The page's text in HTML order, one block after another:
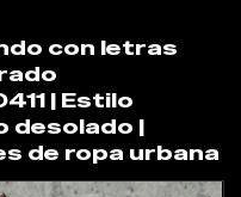
con letras
| Estilo
desolado |
de ropa urbana